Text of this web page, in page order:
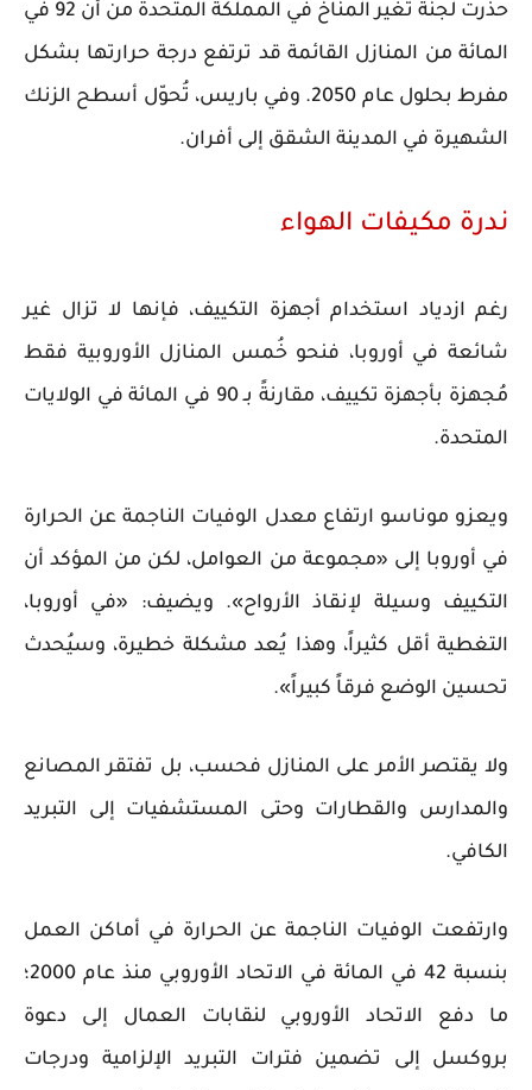
حذرت لجنة تغير المناخ في المملكة المتحدة من أن 92 في
المائة من المنازل القائمة قد ترتفع درجة حرارتها بشكل
مفرط بحلول عام 2050. وفي باريس، تُحوّل أسطح الزنك
الشهيرة في المدينة الشقق إلى أفران.
ندرة مكيفات الهواء
رغم ازدياد استخدام أجهزة التكييف، فإنها لا تزال غير
شائعة في أوروبا، فنحو خُمس المنازل الأوروبية فقط
مُجهزة بأجهزة تكييف، مقارنةً بـ 90 في المائة في الولايات
المتحدة.
ويعزو موناسو ارتفاع معدل الوفيات الناجمة عن الحرارة
في أوروبا إلى «مجموعة من العوامل، لكن من المؤكد أن
التكييف وسيلة لإنقاذ الأرواح». ويضيف: «في أوروبا،
التغطية أقل كثيراً، وهذا يُعد مشكلة خطيرة، وسيُحدث
تحسين الوضع فرقاً كبيراً».
ولا يقتصر الأمر على المنازل فحسب، بل تفتقر المصانع
والمدارس والقطارات وحتى المستشفيات إلى التبريد
الكافي.
وارتفعت الوفيات الناجمة عن الحرارة في أماكن العمل
بنسبة 42 في المائة في الاتحاد الأوروبي منذ عام 2000؛
ما دفع الاتحاد الأوروبي لنقابات العمال إلى دعوة
بروكسل إلى تضمين فترات التبريد الإلزامية ودرجات